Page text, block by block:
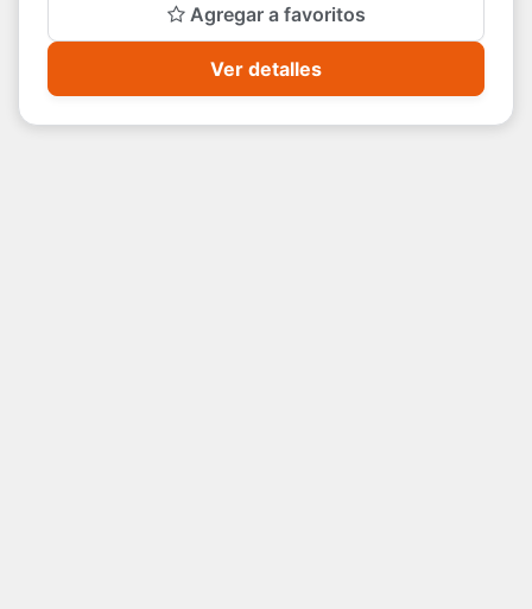
Agregar a favoritos
Ver detalles